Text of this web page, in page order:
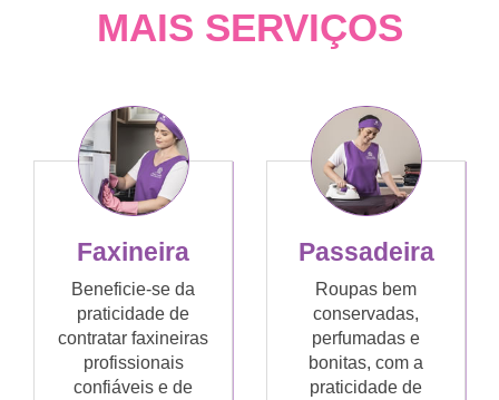
MAIS SERVIÇOS
Faxineira
Beneficie-se da
praticidade de
contratar faxineiras
profissionais
confiáveis e de
Passadeira
Roupas bem
conservadas,
perfumadas e
bonitas, com a
praticidade de